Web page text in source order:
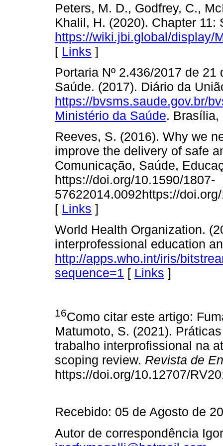
Peters, M. D., Godfrey, C.,
Khalil, H. (2020). Chapter 11:
https://wiki.jbi.global/display/
[ Links ]
Portaria Nº 2.436/2017 de
Saúde. (2017). Diário da
https://bvsms.saude.gov.br/
Ministério da Saúde.
Reeves, S. (2016). Why we
improve the delivery of safe
Comunicação, Saúde,
https://doi.org/10.1590/1807-
57622014.0092https://
[ Links ]
World Health Organization.
interprofessional education
http://apps.who.int/iris/
sequence=1 [ Links ]
16Como citar este artigo:
Matumoto, S. (2021).
trabalho interprofissional na
scoping review. Revista de
https://doi.org/10.12707/
Recebido: 05 de Agosto de
Autor de correspondência